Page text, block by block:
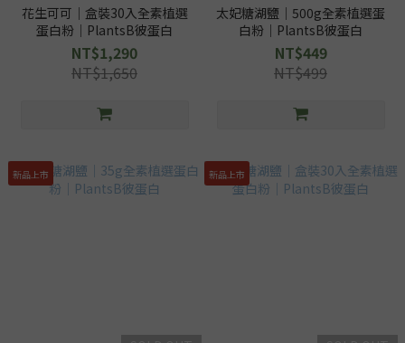
花生可可｜盒裝30入全素植選
蛋白粉｜PlantsB彼蛋白
NT$1,290
NT$1,650
太妃糖湖鹽｜500g全素植選蛋
白粉｜PlantsB彼蛋白
NT$449
NT$499
新品上市 新品上市